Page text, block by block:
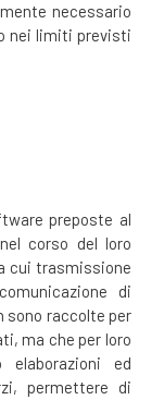
necessario
nei limiti previsti
preposte al
corso del loro
cui trasmissione
di
sono raccolte per
ma che per loro
elaborazioni ed
permettere di